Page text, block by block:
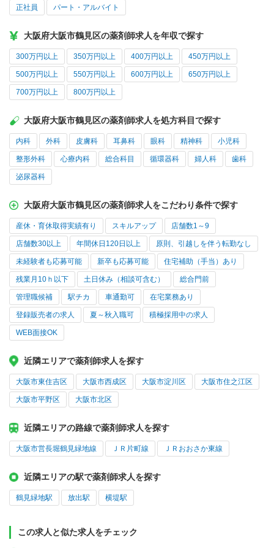
正社員 パート・アルバイト
大阪府大阪市鶴見区の薬剤師求人を年収で探す
300万円以上 350万円以上 400万円以上 450万円以上
500万円以上 550万円以上 600万円以上 650万円以上
700万円以上 800万円以上
大阪府大阪市鶴見区の薬剤師求人を処方科目で探す
内科 外科 皮膚科 耳鼻科 眼科 精神科 小児科
整形外科 心療内科 総合科目 循環器科 婦人科 歯科
泌尿器科
大阪府大阪市鶴見区の薬剤師求人をこだわり条件で探す
産休・育休取得実績有り スキルアップ 店舗数1～9
店舗数30以上 年間休日120日以上 原則、引越しを伴う転勤なし
未経験者も応募可能 新卒も応募可能 住宅補助（手当）あり
残業月10ｈ以下 土日休み（相談可含む） 総合門前
管理職候補 駅チカ 車通勤可 在宅業務あり
登録販売者の求人 夏～秋入職可 積極採用中の求人
WEB面接OK
近隣エリアで薬剤師求人を探す
大阪市東住吉区 大阪市西成区 大阪市淀川区 大阪市住之江区
大阪市平野区 大阪市北区
近隣エリアの路線で薬剤師求人を探す
大阪市営長堀鶴見緑地線 ＪＲ片町線 ＪＲおおさか東線
近隣エリアの駅で薬剤師求人を探す
鶴見緑地駅 放出駅 横堤駅
この求人と似た求人をチェック